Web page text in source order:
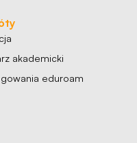
akademicki
eduroam